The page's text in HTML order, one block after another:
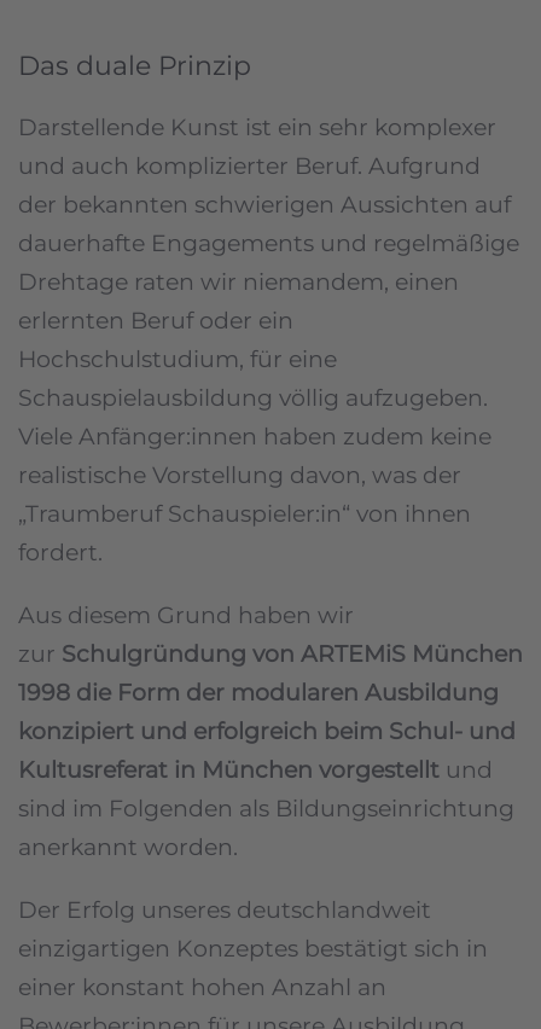
Das duale Prinzip
Darstellende Kunst ist ein sehr komplexer
und auch komplizierter Beruf. Aufgrund
der bekannten schwierigen Aussichten auf
dauerhafte Engagements und regelmäßige
Drehtage raten wir niemandem, einen
erlernten Beruf oder ein
Hochschulstudium, für eine
Schauspielausbildung völlig aufzugeben.
Viele Anfänger:innen haben zudem keine
realistische Vorstellung davon, was der
„Traumberuf Schauspieler:in“ von ihnen
fordert.
Aus diesem Grund haben wir
zur Schulgründung von ARTEMiS München
1998 die Form der modularen Ausbildung
konzipiert und erfolgreich beim Schul- und
Kultusreferat in München vorgestellt und
sind im Folgenden als Bildungseinrichtung
anerkannt worden.
Der Erfolg unseres deutschlandweit
einzigartigen Konzeptes bestätigt sich in
einer konstant hohen Anzahl an